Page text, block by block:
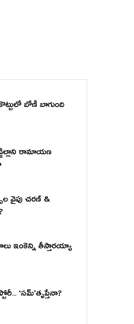
బోణీ బాగుంది
రామాయణ
వైపు చరణ్ &
ఇంకెన్ని తీస్తారయ్యా
‘సమ్’తృప్తేనా?